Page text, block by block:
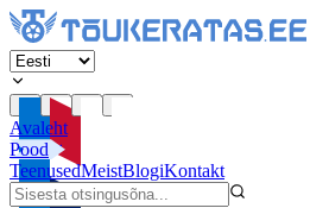
Avaleht
Pood
TeenusedMeistBlogiKontakt